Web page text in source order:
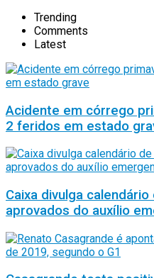
Trending
Comments
Latest
Acidente em córrego
2 feridos em estado
Caixa divulga
aprovados do auxílio